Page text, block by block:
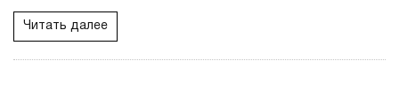
Читать далее